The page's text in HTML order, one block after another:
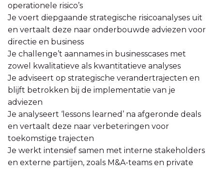
operationele risico’s
Je voert diepgaande strategische risicoanalyses uit
en vertaalt deze naar onderbouwde adviezen voor
directie en business
Je challenge’t aannames in businesscases met
zowel kwalitatieve als kwantitatieve analyses
Je adviseert op strategische verandertrajecten en
blijft betrokken bij de implementatie van je
adviezen
Je analyseert ‘lessons learned’ na afgeronde deals
en vertaalt deze naar verbeteringen voor
toekomstige trajecten
Je werkt intensief samen met interne stakeholders
en externe partijen, zoals M&A-teams en private